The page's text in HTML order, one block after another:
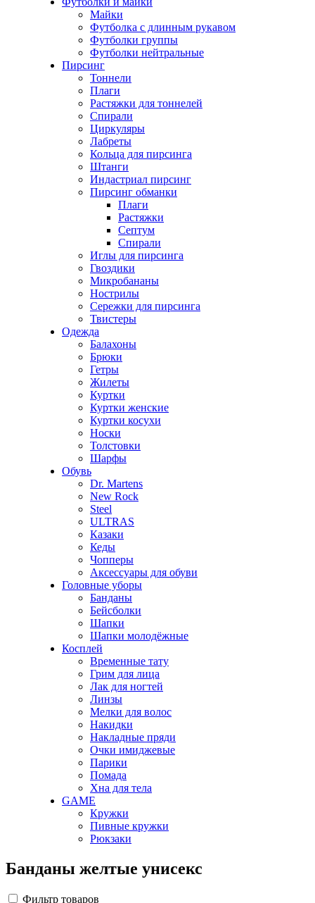
Майки
Футболка с длинным рукавом
Футболки группы
Футболки нейтральные
Пирсинг
Тоннели
Плаги
Растяжки для тоннелей
Спирали
Циркуляры
Лабреты
Кольца для пирсинга
Штанги
Индастриал пирсинг
Пирсинг обманки
Плаги
Растяжки
Септум
Спирали
Иглы для пирсинга
Гвоздики
Микробананы
Нострилы
Сережки для пирсинга
Твистеры
Одежда
Балахоны
Брюки
Гетры
Жилеты
Куртки
Куртки женские
Куртки косухи
Носки
Толстовки
Шарфы
Обувь
Dr. Martens
New Rock
Steel
ULTRAS
Казаки
Кеды
Чопперы
Аксессуары для обуви
Головные уборы
Банданы
Бейсболки
Шапки
Шапки молодёжные
Косплей
Временные тату
Грим для лица
Лак для ногтей
Линзы
Мелки для волос
Накидки
Накладные пряди
Очки имиджевые
Парики
Помада
Хна для тела
GAME
Кружки
Пивные кружки
Рюкзаки
Банданы желтые унисекс
Фильтр товаров